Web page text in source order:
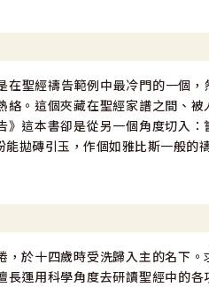
在聖經禱告範例中最冷門的一個
絡。這個夾藏在聖經家譜之間、
》這本書卻是從另一個角度切入
拋磚引玉，作個如雅比斯一般的
，於十四歲時受洗歸入主的名下
長運用科學角度去研讀聖經中的